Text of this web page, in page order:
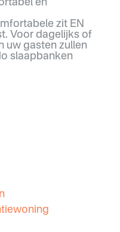
en
zit EN
Voor dagelijks of
uw gasten zullen
slaapbanken